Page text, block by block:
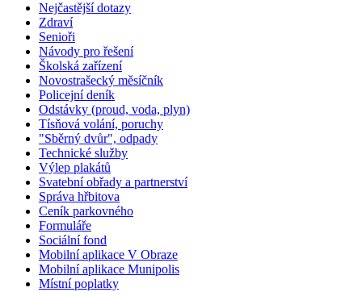
Nejčastější dotazy
Zdraví
Senioři
Návody pro řešení
Školská zařízení
Novostrašecký měsíčník
Policejní deník
Odstávky (proud, voda, plyn)
Tísňová volání, poruchy
"Sběrný dvůr", odpady
Technické služby
Výlep plakátů
Svatební obřady a partnerství
Správa hřbitova
Ceník parkovného
Formuláře
Sociální fond
Mobilní aplikace V Obraze
Mobilní aplikace Munipolis
Místní poplatky